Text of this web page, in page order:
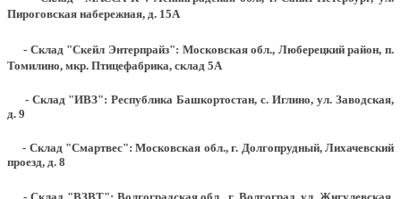
Пироговская набережная, д. 15А
- Склад "Скейл Энтерпрайз": Московская обл., Люберецкий район, п.
Томилино, мкр. Птицефабрика, склад 5А
- Склад "ИВЗ": Республика Башкортостан, с. Иглино, ул. Заводская,
д. 9
- Склад "Смартвес":Московская обл., г. Долгопрудный, Лихачевский
проезд, д. 8